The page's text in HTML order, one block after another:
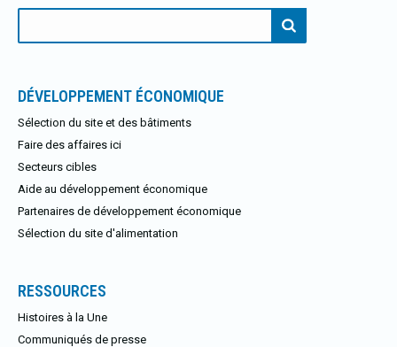
DÉVELOPPEMENT ÉCONOMIQUE
Sélection du site et des bâtiments
Faire des affaires ici
Secteurs cibles
Aide au développement économique
Partenaires de développement économique
Sélection du site d'alimentation
RESSOURCES
Histoires à la Une
Communiqués de presse